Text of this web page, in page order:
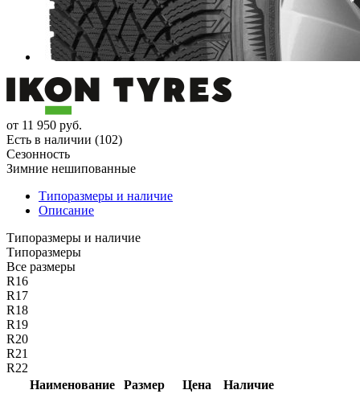
от 11 950 руб.
Есть в наличии (102)
Сезонность
Зимние нешипованные
Типоразмеры и наличие
Описание
Типоразмеры и наличие
Типоразмеры
Все размеры
R16
R17
R18
R19
R20
R21
R22
Наименование
Размер Цена Наличие